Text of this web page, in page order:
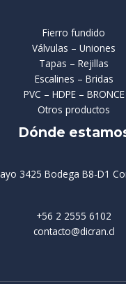
Fierro fundido
Válvulas – Uniones
Tapas – Rejillas
Escalines – Bridas
PVC – HDPE – BRONCE
Otros productos
Dónde
3425 Bodega B8-D1
+56 2 2555 6102
contacto@dicran.cl